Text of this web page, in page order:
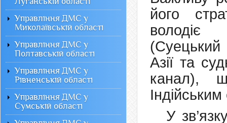
його
володіє
Азії та
канал),
У
Управління ДМС у
Миколаївській області
Управління ДМС у
Полтавській області
Управління ДМС у
Рівненській області
Управління ДМС у
Сумській області